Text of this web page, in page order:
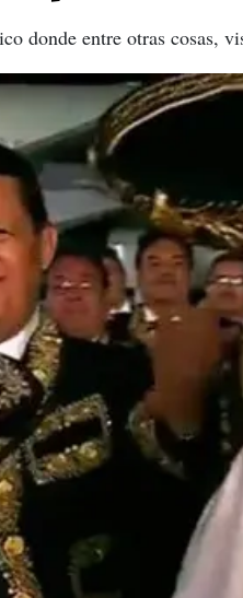
donde entre otras cosas,